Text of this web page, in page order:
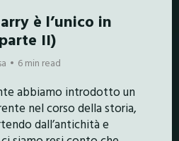
è l’unico in
II)
6 min read
abbiamo introdotto un
nel corso della storia,
dall’antichità e